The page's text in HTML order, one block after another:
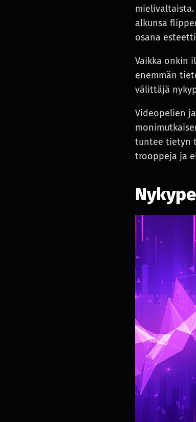
mielivaltaista.
alkunsa
osana
Vaikka onkin
enemmän
välittäjä
Videopelien
tuntee tietyn
trooppeja ja